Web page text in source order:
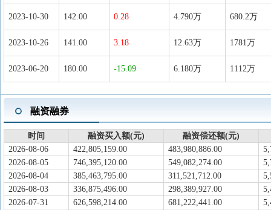
2023-10-30 142.00 0.28 4.790万 680.2万
2023-10-26 141.00 3.18 12.63万 1781万
2023-06-20 180.00 -15.09 6.180万 1112万
融资融券
时间 融资买入额(元)
融资偿还额(元)
2026-08-06
422,805,159.00 483,980,886.00
2026-08-05
746,395,120.00 549,082,274.00
2026-08-04
385,463,795.00 311,521,712.00
2026-08-03
336,875,496.00 298,389,927.00
2026-07-31
626,598,214.00 681,222,441.00